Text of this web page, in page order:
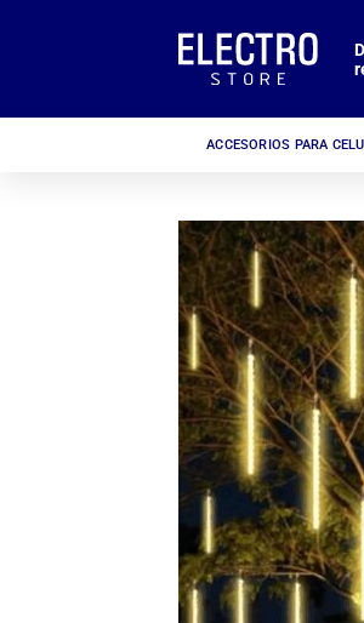
ACCESORIOS PARA